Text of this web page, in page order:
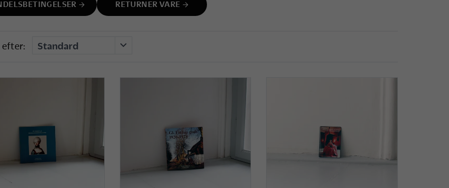
RETURNER VARE
efter: